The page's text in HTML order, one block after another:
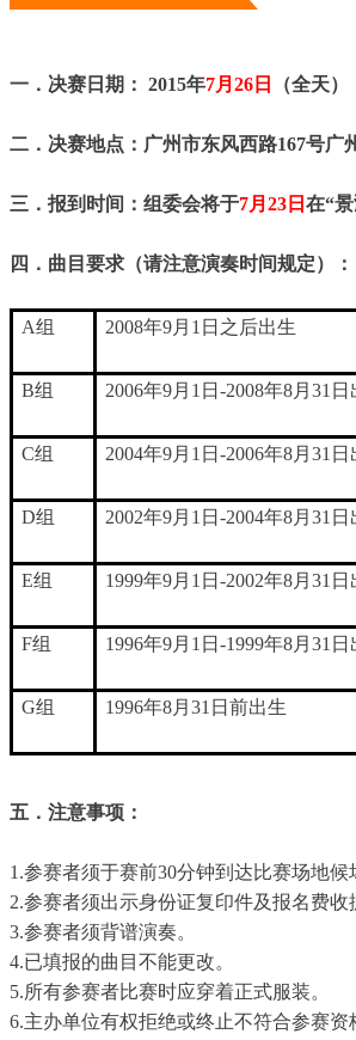
一．决赛日期： 2015年7月26日 （全天）
二．决赛地点：广州市东风西路167号广
三．报到时间：组委会将于7月23日 在“
四．曲目要求（请注意演奏时间规定）：
A组 2008年9月1日之后出生
B组 2006年9月1日-2008年8月31日
C组 2004年9月1日-2006年8月31日
D组 2002年9月1日-2004年8月31日
E组 1999年9月1日-2002年8月31日
F组 1996年9月1日-1999年8月31日
G组 1996年8月31日前出生
五．注意事项：
1.参赛者须于赛前30分钟到达比赛场地候
2.参赛者须出示身份证复印件及报名费收
3.参赛者须背谱演奏。
4.已填报的曲目不能更改。
5.所有参赛者比赛时应穿着正式服装。
6.主办单位有权拒绝或终止不符合参赛资